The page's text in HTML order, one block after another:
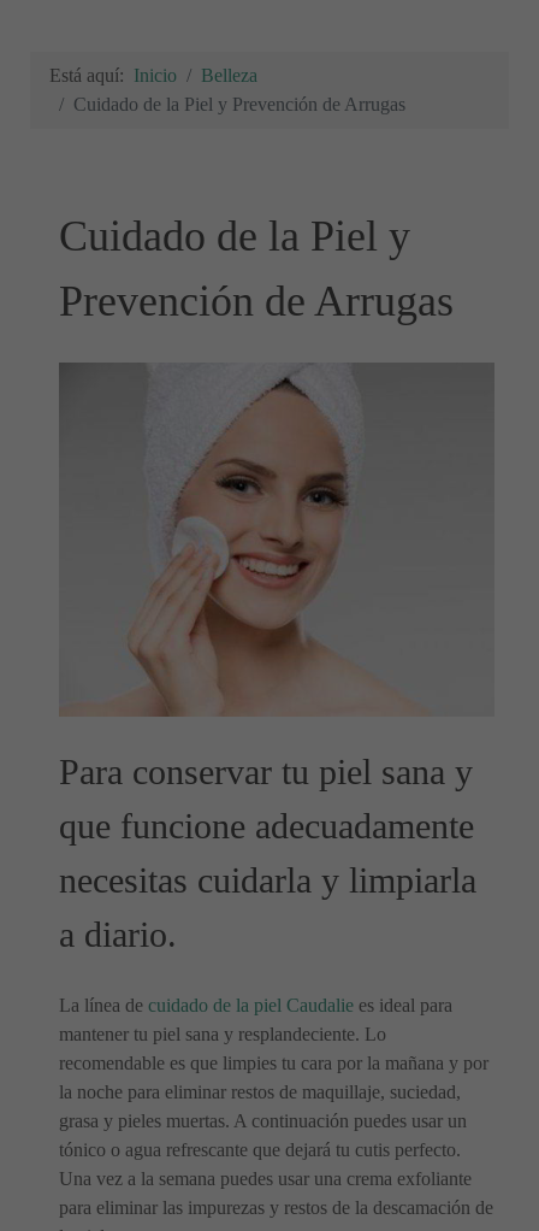
Está aquí: Inicio
Belleza
Cuidado de la Piel y Prevención de Arrugas
Cuidado de la Piel y
Prevención de Arrugas
Para conservar tu piel sana y
que funcione adecuadamente
necesitas cuidarla y limpiarla
a diario.
La línea de cuidado de la piel Caudalie es ideal para
mantener tu piel sana y resplandeciente. Lo
recomendable es que limpies tu cara por la mañana y por
la noche para eliminar restos de maquillaje, suciedad,
grasa y pieles muertas. A continuación puedes usar un
tónico o agua refrescante que dejará tu cutis perfecto.
Una vez a la semana puedes usar una crema exfoliante
para eliminar las impurezas y restos de la descamación de